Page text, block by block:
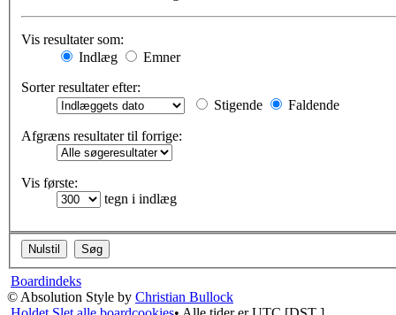
Vis resultater som:
Indlæg
Emner
Sorter resultater efter:
Stigende
Faldende
Afgræns resultater til forrige:
Vis første:
tegn i indlæg
Boardindeks
© Absolution Style by Christian Bullock